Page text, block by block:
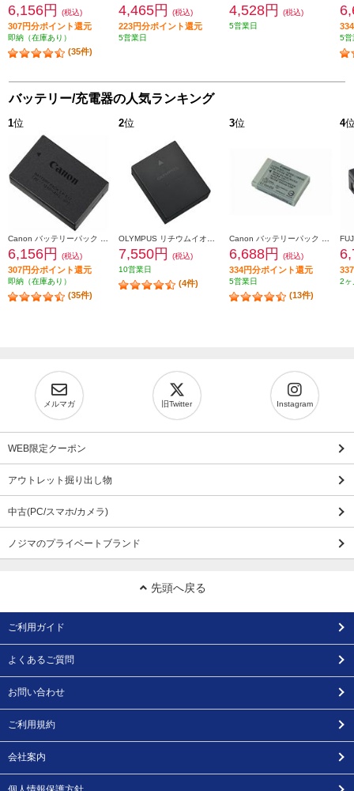
6,156円 (税込)
307円分ポイント還元
即納（在庫あり）
(35件)
4,465円 (税込)
223円分ポイント還元
5営業日
4,528円
(税込)
5営業日
5営
バッテリー/充電器の人気ランキング
1位
6,156円 (税込)
307円分ポイント還元
即納（在庫あり）
(35件)
2位
7,550円
(税込)
10営業日
(4件)
3位
6,688円 (税込)
334円分ポイント還元
5営業日
(13件)
4
2ヶ
メルマガ 旧Twitter Instagram
WEB限定クーポン
アウトレット掘り出し物
中古(PC/スマホ/カメラ)
ノジマのプライベートブランド
先頭へ戻る
ご利用ガイド
よくあるご質問
お問い合わせ
ご利用規約
会社案内